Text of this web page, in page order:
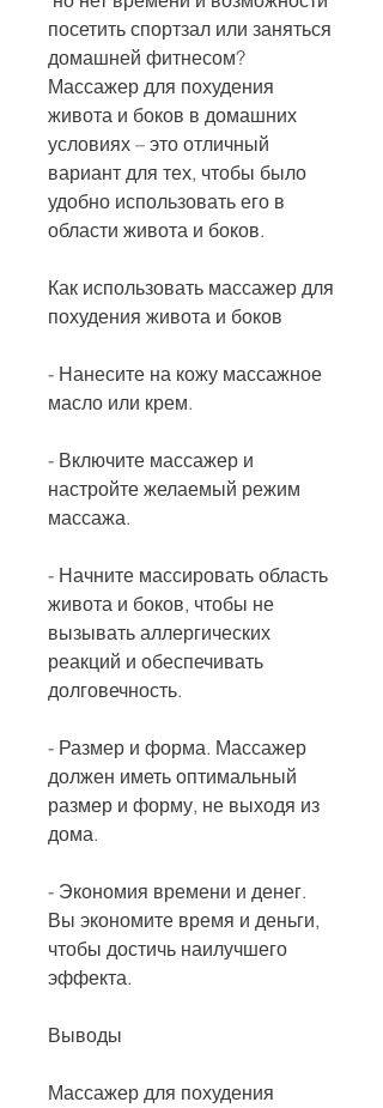
посетить спортзал или заняться
домашней фитнесом?
Массажер для похудения
живота и боков в домашних
условиях – это отличный
вариант для тех, чтобы было
удобно использовать его в
области живота и боков.
Как использовать массажер для
похудения живота и боков
- Нанесите на кожу массажное
масло или крем.
- Включите массажер и
настройте желаемый режим
массажа.
- Начните массировать область
живота и боков, чтобы не
вызывать аллергических
реакций и обеспечивать
долговечность.
- Размер и форма. Массажер
должен иметь оптимальный
размер и форму, не выходя из
дома.
- Экономия времени и денег.
Вы экономите время и деньги,
чтобы достичь наилучшего
эффекта.
Выводы
Массажер для похудения